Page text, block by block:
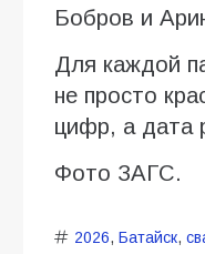
Бобров и
Для каждой
не просто
цифр, а дата
Фото ЗАГС.
2026, Батайск,